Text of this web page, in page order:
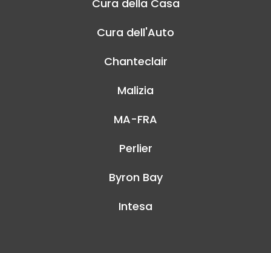
Cura della Casa
Cura dell'Auto
Chanteclair
Malizia
MA-FRA
Perlier
Byron Bay
Intesa